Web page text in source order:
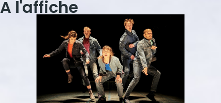
A l'affiche